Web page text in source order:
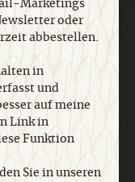
Mail-Marketings
Newsletter oder
abbestellen.
mein
in
erfasst und
auf meine
einen Link in
diese Funktion
Marketings
oder
abbestellen.
in
und
auf meine
Link in
Funktion
Sie in unseren